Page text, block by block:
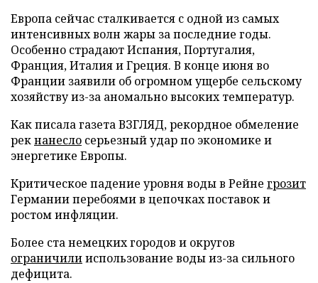
Европа сейчас сталкивается с одной из самых
интенсивных волн жары за последние годы.
Особенно страдают Испания, Португалия,
Франция, Италия и Греция. В конце июня во
Франции заявили об огромном ущербе сельскому
хозяйству из-за аномально высоких температур.
Как писала газета ВЗГЛЯД, рекордное обмеление
рекнанесло серьезный удар по экономике и
энергетике Европы.
Критическое падение уровня воды в Рейне грозит
Германии перебоями в цепочках поставок и
ростом инфляции.
Более ста немецких городов и округов
ограничилииспользование воды из-за сильного
дефицита.